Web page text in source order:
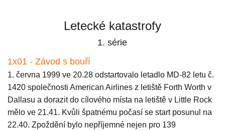
Letecké katastrofy
1. série
1x01 - Závod s bouří
1. června 1999 ve 20.28 odstartovalo letadlo MD-82 letu č.
1420 společnosti American Airlines z letiště Forth Worth v
Dallasu a dorazit do cílového místa na letiště v Little Rock
mělo ve 21.41. Kvůli špatnému počasí se start posunul na
22.40. Zpoždění bylo nepříjemné nejen pro 139